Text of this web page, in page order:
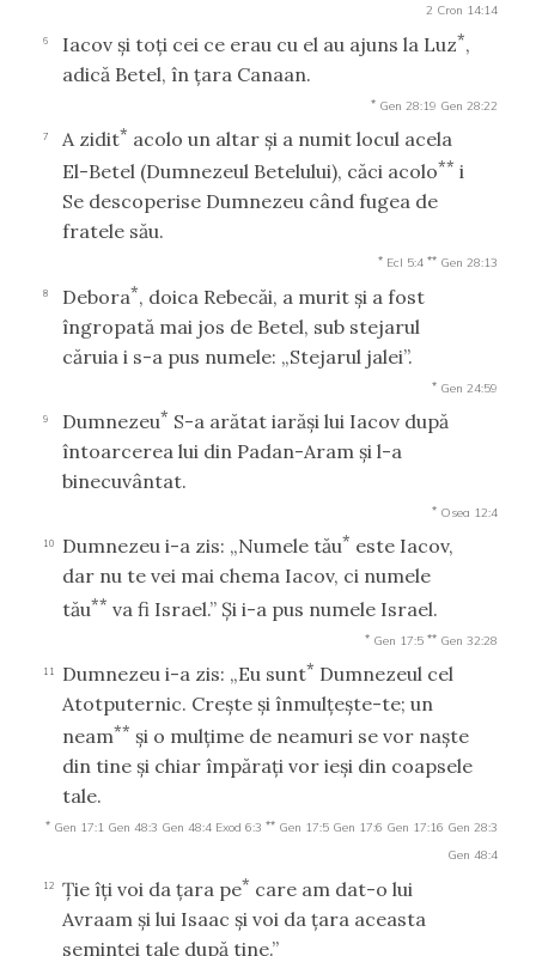
2 Cron 14:14
6 Iacov şi toţi cei ce erau cu el au ajuns la Luz*,
adică Betel, în ţara Canaan.
* Gen 28:19 Gen 28:22
7 A zidit* acolo un altar şi a numit locul acela
El-Betel (Dumnezeul Betelului), căci acolo** i
Se descoperise Dumnezeu când fugea de
fratele său.
* Ecl 5:4 ** Gen 28:13
8 Debora*, doica Rebecăi, a murit şi a fost
îngropată mai jos de Betel, sub stejarul
căruia i s-a pus numele: „Stejarul jalei”.
* Gen 24:59
9 Dumnezeu* S-a arătat iarăşi lui Iacov după
întoarcerea lui din Padan-Aram şi l-a
binecuvântat.
* Osea 12:4
10 Dumnezeu i-a zis: „Numele tău* este Iacov,
dar nu te vei mai chema Iacov, ci numele
tău** va fi Israel.” Şi i-a pus numele Israel.
* Gen 17:5 ** Gen 32:28
11 Dumnezeu i-a zis: „Eu sunt* Dumnezeul cel
Atotputernic. Creşte şi înmulţeşte-te; un
neam** şi o mulţime de neamuri se vor naşte
din tine şi chiar împăraţi vor ieşi din coapsele
tale.
* Gen 17:1 Gen 48:3 Gen 48:4 Exod 6:3 ** Gen 17:5 Gen 17:6 Gen 17:16 Gen 28:3
Gen 48:4
12 Ţie îţi voi da ţara pe* care am dat-o lui
Avraam şi lui Isaac şi voi da ţara aceasta
seminţei tale după tine.”